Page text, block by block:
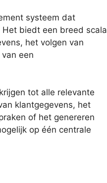
systeem dat
biedt een breed scala
het volgen van
een
tot alle relevante
klantgegevens, het
of het genereren
op één centrale